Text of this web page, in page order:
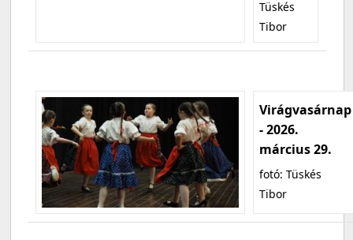
Tüskés
Tibor
Virágvasárnap
- 2026.
március 29.
fotó: Tüskés
Tibor